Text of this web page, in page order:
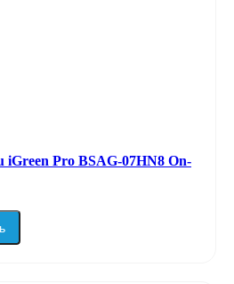
iGreen Pro BSAG-07HN8 On-